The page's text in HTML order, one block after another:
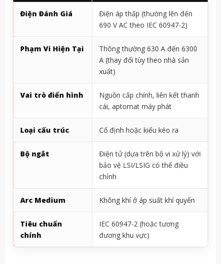
Điện Đánh Giá
Điện áp thấp (thường lên đến
690 V AC theo IEC 60947-2)
Phạm Vi Hiện Tại
Thông thường 630 A đến 6300
A (thay đổi tùy theo nhà sản
xuất)
Vai trò điển hình
Nguồn cấp chính, liên kết thanh
cái, aptomat máy phát
Loại cấu trúc Cố định hoặc kiểu kéo ra
Bộ ngắt
Điện tử (dựa trên bộ vi xử lý) với
bảo vệ LSI/LSIG có thể điều
chỉnh
Arc Medium Không khí ở áp suất khí quyển
Tiêu chuẩn
chính
IEC 60947-2 (hoặc tương
đương khu vực)